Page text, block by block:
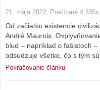
21. mája 2022, Prečítané 4 335x,
Od začiatku existencie
André Maurois.
blud – napríklad o fašistoch
odsudzuje všetko, čo s tým
Pokračovanie článku